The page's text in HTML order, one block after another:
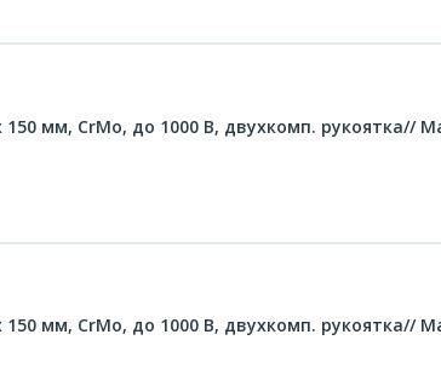
150 мм, CrMo, до 1000 В, двухкомп. рукоятка//
150 мм, CrMo, до 1000 В, двухкомп. рукоятка//